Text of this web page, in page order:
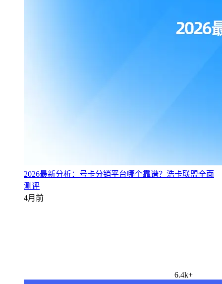
2026最新分析：号卡分销平台哪个靠谱？浩卡联盟全面
测评
4月前
6.4k+